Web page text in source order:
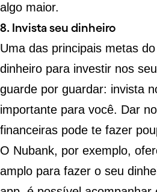
algo maior.
8. Invista seu dinheiro
Uma das principais metas
dinheiro para investir nos
guarde por guardar: invista
importante para você. Dar
financeiras pode te fazer
O Nubank, por exemplo,
amplo para fazer o seu